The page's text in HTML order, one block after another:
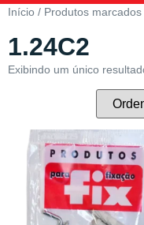
Início / Produtos marcados
1.24C2
Exibindo um único